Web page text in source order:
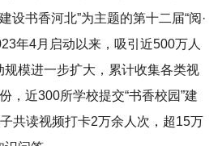
设书香河北”为主题的第十二届“阅·
年4月启动以来，吸引近500万人
规模进一步扩大，累计收集各类视
，近300所学校提交“书香校园”建
共读视频打卡2万余人次，超15万